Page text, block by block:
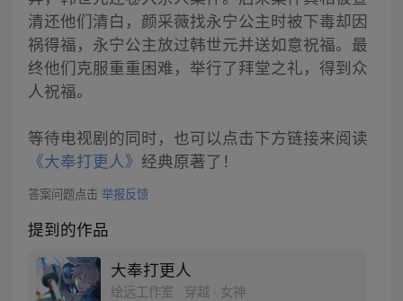
清还他们清白，颜采薇找永宁公主时被下毒却因
祸得福，永宁公主放过韩世元并送如意祝福。最
终他们克服重重困难，举行了拜堂之礼，得到众
人祝福。
等待电视剧的同时，也可以点击下方链接来阅读
《大奉打更人》 经典原著了！
答案问题点击 举报反馈
提到的作品
大奉打更人
绘远工作室 · 穿越 · 女神